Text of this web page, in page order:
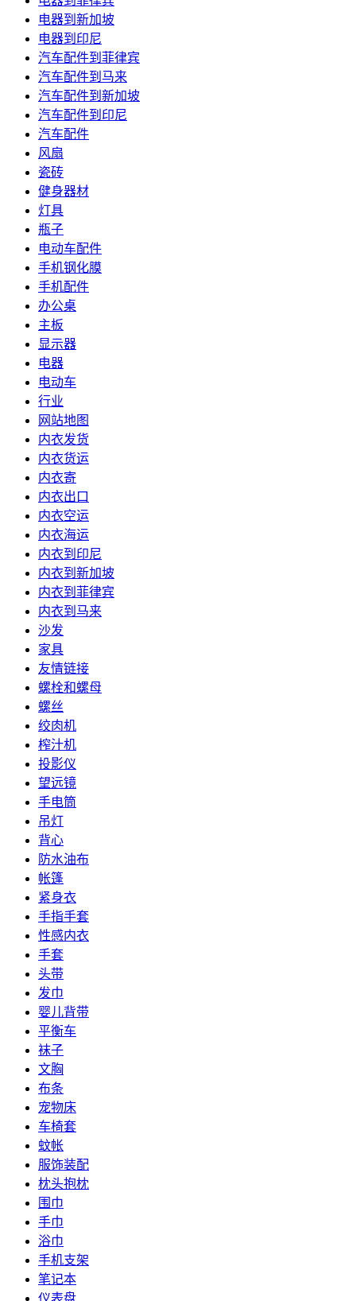
电器到新加坡
电器到印尼
汽车配件到菲律宾
汽车配件到马来
汽车配件到新加坡
汽车配件到印尼
汽车配件
风扇
瓷砖
健身器材
灯具
瓶子
电动车配件
手机钢化膜
手机配件
办公桌
主板
显示器
电器
电动车
行业
网站地图
内衣发货
内衣货运
内衣寄
内衣出口
内衣空运
内衣海运
内衣到印尼
内衣到新加坡
内衣到菲律宾
内衣到马来
沙发
家具
友情链接
螺栓和螺母
螺丝
绞肉机
榨汁机
投影仪
望远镜
手电筒
吊灯
背心
防水油布
帐篷
紧身衣
手指手套
性感内衣
手套
头带
发巾
婴儿背带
平衡车
袜子
文胸
布条
宠物床
车椅套
蚊帐
服饰装配
枕头抱枕
围巾
手巾
浴巾
手机支架
笔记本